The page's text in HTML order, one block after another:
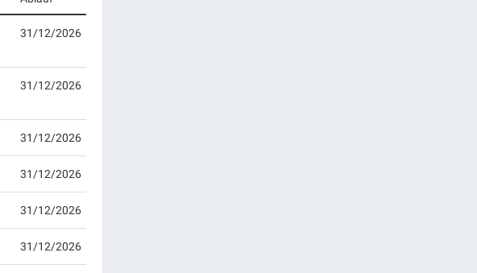
31/12/2026
31/12/2026
31/12/2026
31/12/2026
31/12/2026
31/12/2026